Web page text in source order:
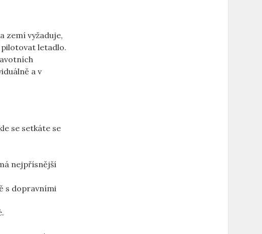
zemí vyžaduje,
letadlo.
a v
se setkáte se
nejpřísnější
s dopravními